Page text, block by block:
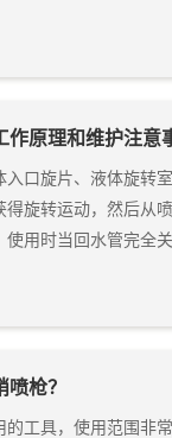
作原理和维护注意
入口旋片、液体旋转
得旋转运动，然后从
使用时当回水管完全
枪？
的工具，使用范围非